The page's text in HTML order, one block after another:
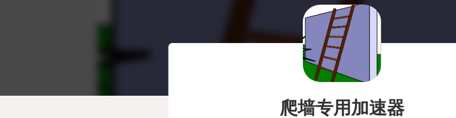
爬墙专用加速器